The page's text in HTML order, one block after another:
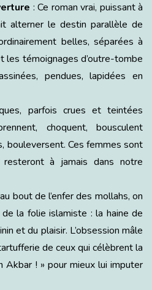
: Ce roman vrai, puissant à
alterner le destin parallèle de
belles, séparées à
les témoignages d’outre-tombe
pendues, lapidées en
parfois crues et teintées
choquent, bousculent
bouleversent. Ces femmes sont
resteront à jamais dans notre
bout de l’enfer des mollahs, on
la folie islamiste : la haine de
et du plaisir. L’obsession mâle
de ceux qui célèbrent la
Akbar ! » pour mieux lui imputer